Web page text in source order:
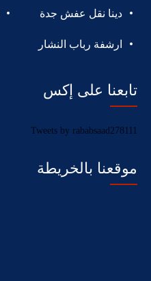
دينا نقل عفش جدة
ارشفة رباب النشار
تابعنا على إكس
Tweets by rababsaad278111
موقعنا بالخريطة